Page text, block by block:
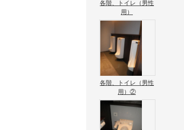
各階、トイレ（男性
用）
各階、トイレ（男性
用）②